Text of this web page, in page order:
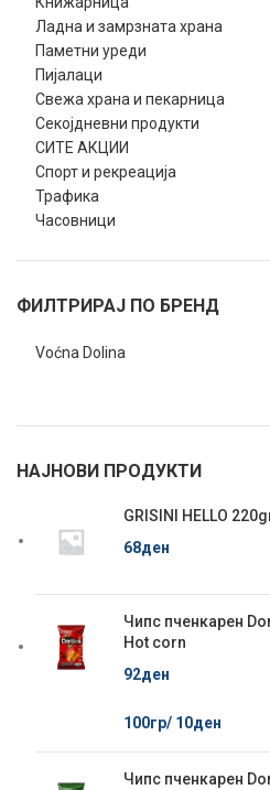
Ладна и замрзната храна
Паметни уреди
Пијалаци
Свежа храна и пекарница
Секојдневни продукти
СИТЕ АКЦИИ
Спорт и рекреација
Трафика
Часовници
ФИЛТРИРАЈ ПО БРЕНД
Voćna Dolina
НАЈНОВИ ПРОДУКТИ
GRISINI HELLO
68ден
Чипс пченкарен
Hot corn
92ден
100гр/ 10ден
Чипс пченкарен